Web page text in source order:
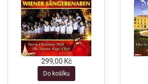
299,00 Kč
Do košíku